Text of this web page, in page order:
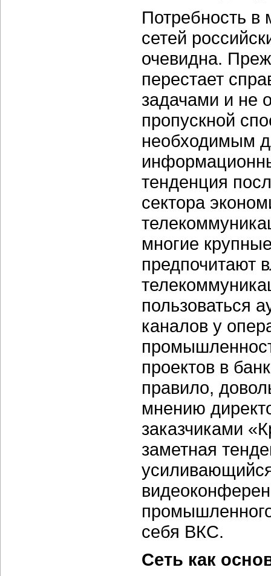
Потребность в
сетей
очевидна.
перестает
задачами и не
пропускной
необходимым
тенденция
сектора
многие
предпочитают
пользоваться
каналов у
проектов в
правило,
мнению
заказчиками
заметная
себя ВКС.
Сеть как